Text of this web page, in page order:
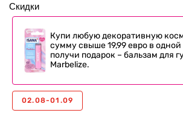
Скидки
Купи любую декоративную
сумму свыше 19,99 евро в одной
получи подарок – бальзам для
Marbelize.
02.08-01.09